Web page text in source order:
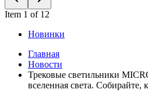
Item 1 of 12
Новинки
Главная
Новости
Трековые светильники
вселенная света. Собирайте,